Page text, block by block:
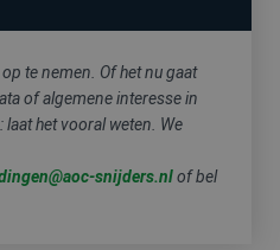
HOOGWERKER
te nemen. Of het nu gaat
of algemene interesse in
het vooral weten. We
snijders.nlof bel